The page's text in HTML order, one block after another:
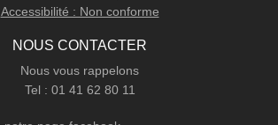
Accessibilité : Non conforme
NOUS CONTACTER
Nous vous rappelons
Tel : 01 41 62 80 11